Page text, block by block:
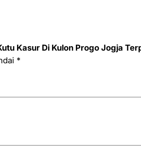
Kasur Di Kulon Progo Jogja
*